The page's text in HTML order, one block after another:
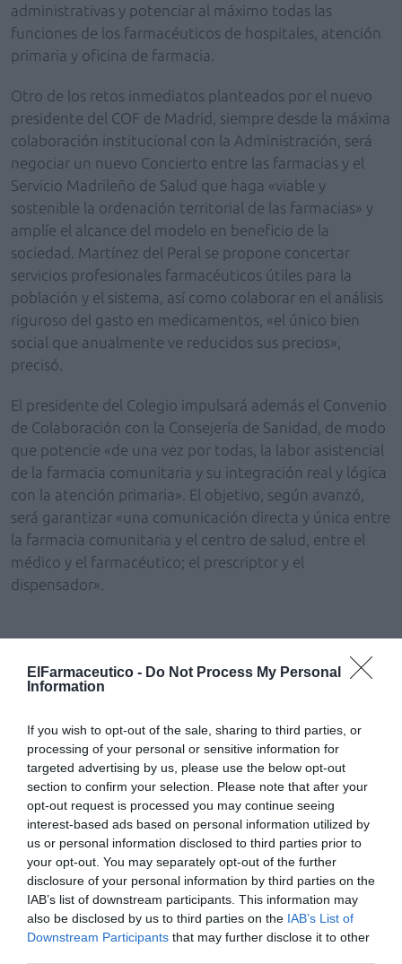
ElFarmaceutico - Do Not Process My Personal
Information
If you wish to opt-out of the sale, sharing to third parties, or
processing of your personal or sensitive information for
targeted advertising by us, please use the below opt-out
section to confirm your selection. Please note that after your
opt-out request is processed you may continue seeing
interest-based ads based on personal information utilized by
us or personal information disclosed to third parties prior to
your opt-out. You may separately opt-out of the further
disclosure of your personal information by third parties on the
IAB’s list of downstream participants. This information may
also be disclosed by us to third parties on the IAB’s List of
Downstream Participants that may further disclose it to other
administrativas y potenciar al máximo todas las
funciones de los farmacéuticos de hospitales, atención
primaria y oficina de farmacia.
Otro de los retos inmediatos planteados por el nuevo
presidente del COF de Madrid, siempre desde la máxima
colaboración institucional con la Administración, será
negociar un nuevo Concierto entre las farmacias y el
Servicio Madrileño de Salud que haga «viable y
sostenible la ordenación territorial de las farmacias» y
amplíe el alcance del modelo en beneficio de la
sociedad. Martínez del Peral se propone concertar
servicios profesionales farmacéuticos útiles para la
población y el sistema, así como colaborar en el análisis
riguroso del gasto en medicamentos, «el único bien
social que anualmente ve reducidos sus precios»,
precisó.
El presidente del Colegio impulsará además el Convenio
de Colaboración con la Consejería de Sanidad, de modo
que potencie «de una vez por todas, la labor asistencial
de la farmacia comunitaria y su integración real y lógica
con la atención primaria». El objetivo, según avanzó,
será garantizar «una comunicación directa y única entre
la farmacia comunitaria y el centro de salud, entre el
médico y el farmacéutico; el prescriptor y el
dispensador».
Digitalización de la farmacia
Estratégico de la nueva Junta para los próximos cuatro
años será la digitalización de la farmacia, «una realidad
que tenemos que acometer como se hizo en 2014 con
la receta electrónica», subrayó. Para ello, la nueva Junta
de Gobierno trabajará en replicar digitalmente el
modelo de farmacia de proximidad a través de
proyectos que ofrezcan valor a la relación farmacéutico-
paciente. Con este fin, el Colegio creará la figura de un
responsable de digitalización que coordinará esta
acción dentro del Colegio, en la relación de la